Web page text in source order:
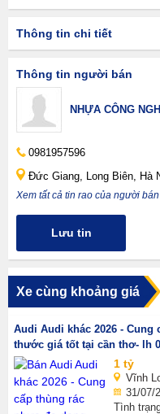
Thông tin chi tiết
Thông tin người bán
NHỰA CÔNG
0981957596
Đức Giang, Long Biên, Hà
Xem tất cả tin rao của người
Lưu tin
Xe cùng khoảng giá
Audi Audi khác 2026 -
thước giá tốt tại cần thơ- lh
1 tỷ
Vĩnh
31/07/
Tình